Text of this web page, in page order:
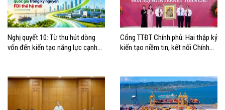
Nghị quyết 10: Từ thu hút dòng
vốn đến kiến tạo năng lực cạnh
Cổng TTĐT Chính phủ: Hai thập kỷ
kiến tạo niềm tin, kết nối Chính